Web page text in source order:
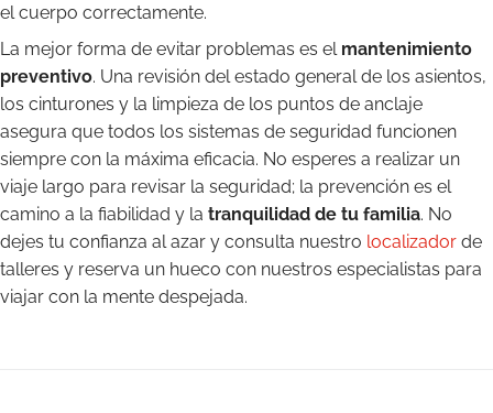
el cuerpo correctamente.
La mejor forma de evitar problemas es el mantenimiento
preventivo. Una revisión del estado general de los asientos,
los cinturones y la limpieza de los puntos de anclaje
asegura que todos los sistemas de seguridad funcionen
siempre con la máxima eficacia. No esperes a realizar un
viaje largo para revisar la seguridad; la prevención es el
camino a la fiabilidad y la tranquilidad de tu familia. No
dejes tu confianza al azar y consulta nuestro localizador de
talleres y reserva un hueco con nuestros especialistas para
viajar con la mente despejada.